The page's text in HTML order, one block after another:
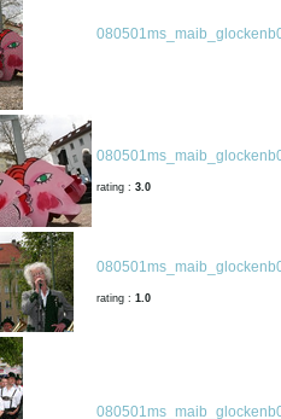
rating : 3.0
rating : 1.0